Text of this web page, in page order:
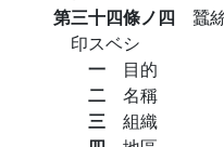
第三十四條ノ四 蠶
印スベシ
一 目的
二 名稱
三 組織